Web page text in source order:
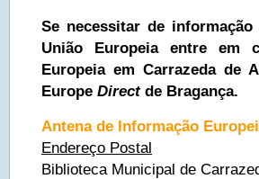
Se necessitar de
União Europeia entre em
Europeia em Carrazeda de
Europe Directde Bragança.
Antena de Informação
Endereço Postal
Biblioteca Municipal de